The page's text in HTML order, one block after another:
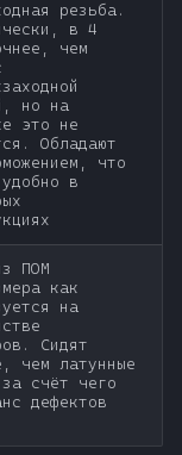
резьба.
в 4
чем
но на
это не
Обладают
что
в
ПОМ
как
на
Сидят
чем латунные
счёт чего
дефектов